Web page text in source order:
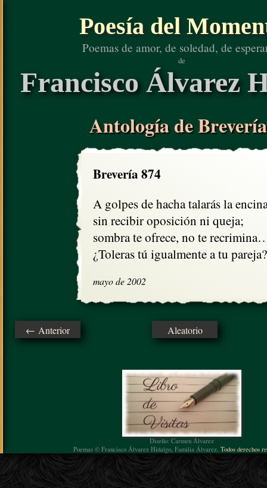
Poesía del
Poemas de amor, de soledad, de
de
Francisco Álvarez
Antología de
Brevería 874
A golpes de hacha talarás la
sin recibir oposición ni queja;
sombra te ofrece, no te
¿Toleras tú igualmente a tu pareja?
mayo de 2002
← Anterior Aleatorio
Diseño: Carmen Álvarez
Poemas © Francisco Álvarez Hidalgo, Familia Álvarez. Todos derechos